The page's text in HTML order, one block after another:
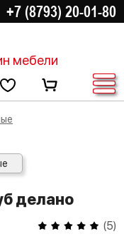
+7 (8793) 20-01-80
мебели
делано
(5)